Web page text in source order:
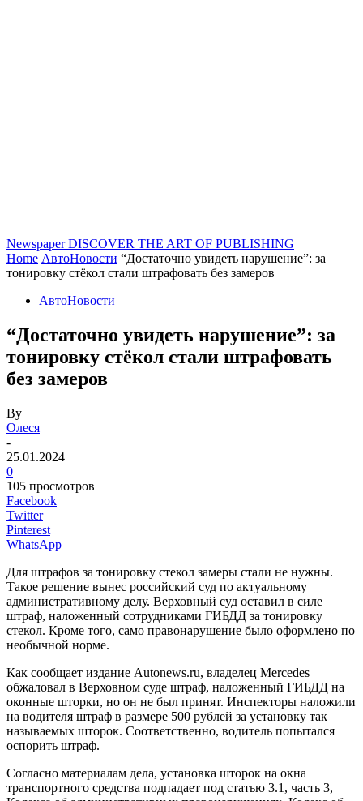
Newspaper DISCOVER THE ART OF PUBLISHING
Home АвтоНовости “Достаточно увидеть нарушение”: за
тонировку стёкол стали штрафовать без замеров
АвтоНовости
“Достаточно увидеть нарушение”: за
тонировку стёкол стали штрафовать
без замеров
By
Олеся
-
25.01.2024
0
105 просмотров
Facebook
Twitter
Pinterest
WhatsApp
Для штрафов за тонировку стекол замеры стали не нужны.
Такое решение вынес российский суд по актуальному
административному делу. Верховный суд оставил в силе
штраф, наложенный сотрудниками ГИБДД за тонировку
стекол. Кроме того, само правонарушение было оформлено по
необычной норме.
Как сообщает издание Autonews.ru, владелец Mercedes
обжаловал в Верховном суде штраф, наложенный ГИБДД на
оконные шторки, но он не был принят. Инспекторы наложили
на водителя штраф в размере 500 рублей за установку так
называемых шторок. Соответственно, водитель попытался
оспорить штраф.
Согласно материалам дела, установка шторок на окна
транспортного средства подпадает под статью 3.1, часть 3,